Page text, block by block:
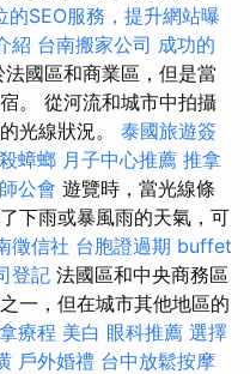
的SEO服務，提升網站曝
紹 台南搬家公司 成功的
國區和商業區，但是當
。 從河流和城市中拍攝
光線狀況。 泰國旅遊簽
殺蟑螂 月子中心推薦 推拿
公會 遊覽時，當光線條
下雨或暴風雨的天氣，可
徵信社 台胞證過期 buffet
登記 法國區和中央商務區
一，但在城市其他地區的
療程 美白 眼科推薦 選擇
戶外婚禮 台中放鬆按摩